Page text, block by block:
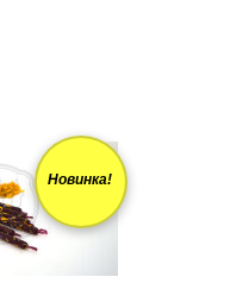
Новинка!